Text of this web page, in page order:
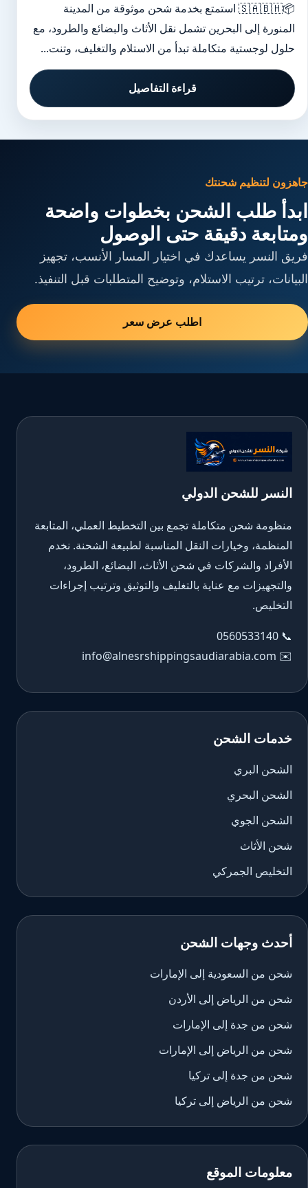
📦🇸🇦🇧🇭 استمتع بخدمة شحن موثوقة من المدينة
المنورة إلى البحرين تشمل نقل الأثاث والبضائع والطرود، مع
حلول لوجستية متكاملة تبدأ من الاستلام والتغليف، وتنت...
قراءة التفاصيل
جاهزون لتنظيم شحنتك
ابدأ طلب الشحن بخطوات واضحة
ومتابعة دقيقة حتى الوصول
فريق النسر يساعدك في اختيار المسار الأنسب، تجهيز
البيانات، ترتيب الاستلام، وتوضيح المتطلبات قبل التنفيذ.
اطلب عرض سعر
النسر للشحن الدولي
منظومة شحن متكاملة تجمع بين التخطيط العملي، المتابعة
المنظمة، وخيارات النقل المناسبة لطبيعة الشحنة. نخدم
الأفراد والشركات في شحن الأثاث، البضائع، الطرود،
والتجهيزات مع عناية بالتغليف والتوثيق وترتيب إجراءات
التخليص.
📞
0560533140
✉️
info@alnesrshippingsaudiarabia.com
خدمات الشحن
الشحن البري
الشحن البحري
الشحن الجوي
شحن الأثاث
التخليص الجمركي
أحدث وجهات الشحن
شحن من السعودية إلى الإمارات
شحن من الرياض إلى الأردن
شحن من جدة إلى الإمارات
شحن من الرياض إلى الإمارات
شحن من جدة إلى تركيا
شحن من الرياض إلى تركيا
معلومات الموقع